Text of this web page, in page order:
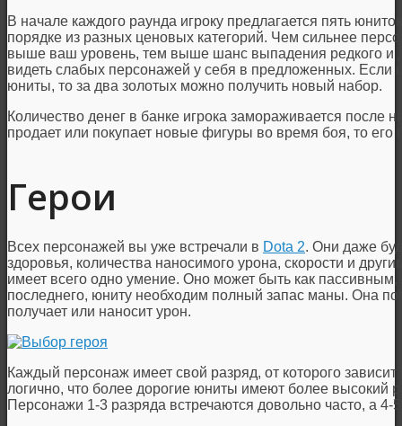
В начале каждого раунда игроку предлагается пять
порядке из разных ценовых категорий. Чем сильнее
выше ваш уровень, тем выше шанс выпадения редкого и
видеть слабых персонажей у себя в предложенных. Если
юниты, то за два золотых можно получить новый набор.
Количество денег в банке игрока замораживается после
продает или покупает новые фигуры во время боя, то его
Герои
Всех персонажей вы уже встречали в Dota 2. Они даже
здоровья, количества наносимого урона, скорости и
имеет всего одно умение. Оно может быть как
последнего, юниту необходим полный запас маны. Она
получает или наносит урон.
Каждый персонаж имеет свой разряд, от которого
логично, что более дорогие юниты имеют более высокий
Персонажи 1-3 разряда встречаются довольно часто, а